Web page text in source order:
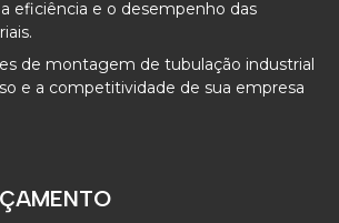
eficiência e o desempenho das
de montagem de tubulação industrial
e a competitividade de sua empresa